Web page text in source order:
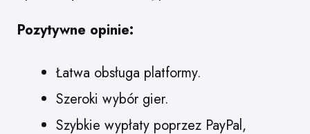
Pozytywne opinie:
Łatwa obsługa platformy.
Szeroki wybór gier.
Szybkie wypłaty poprzez PayPal,